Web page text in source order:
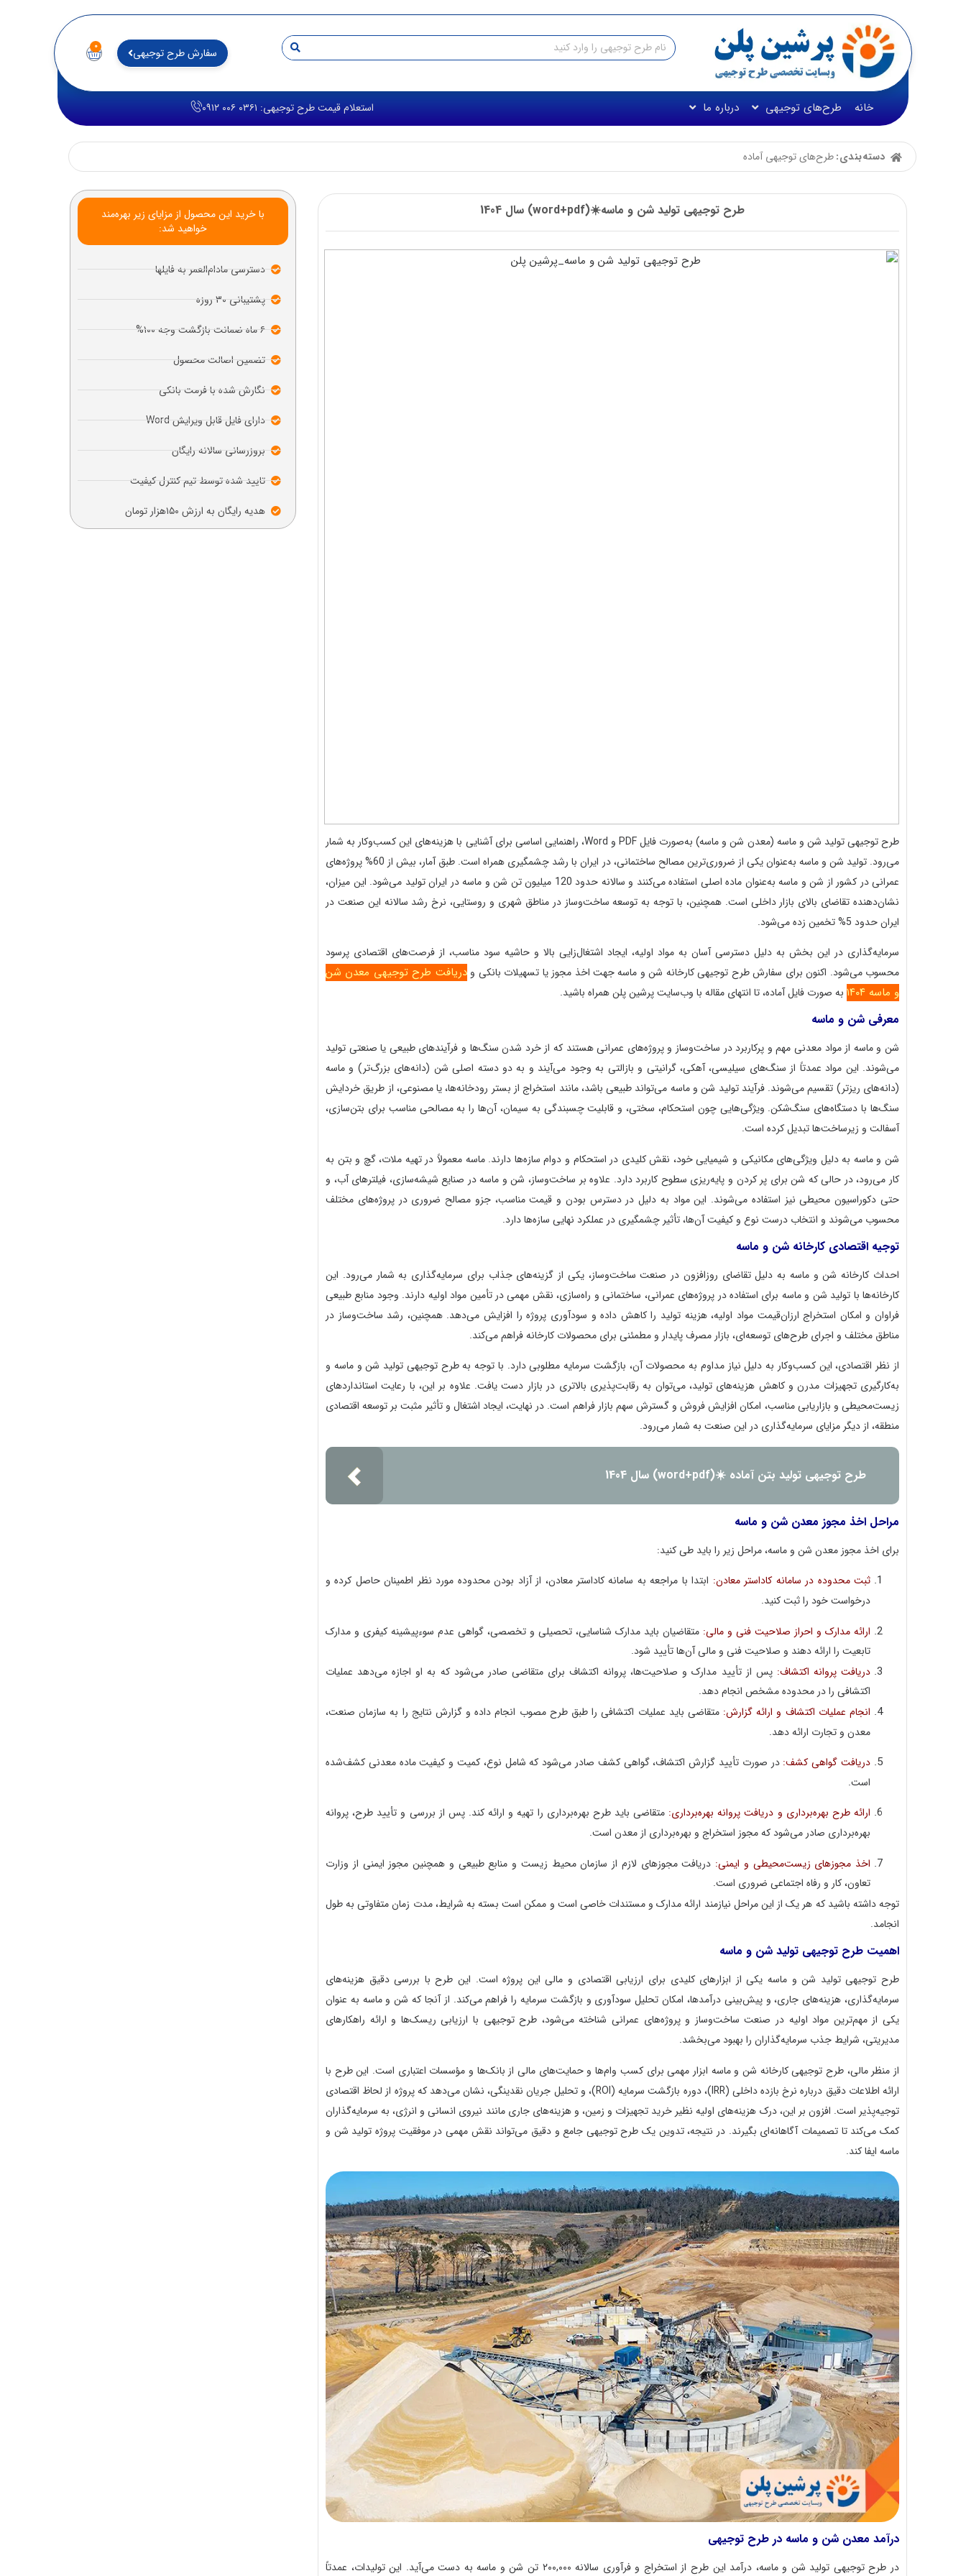
سفارش طرح توجیهی ۰
خانه طرح‌های توجیهی درباره ما استعلام قیمت طرح توجیهی: ۰۳۶۱ ۰۰۶ ۰۹۱۲
دسته‌بندی:طرح‌های توجیهی آماده
طرح توجیهی تولید شن و ماسه☀️(word+pdf) سال 1404
طرح توجیهی تولید شن و ماسه (معدن شن و ماسه) به‌صورت فایل PDF و Word، راهنمایی اساسی برای آشنایی با هزینه‌های این کسب‌وکار به شمار
می‌رود. تولید شن و ماسه به‌عنوان یکی از ضروری‌ترین مصالح ساختمانی، در ایران با رشد چشمگیری همراه است. طبق آمار، بیش از 60% پروژه‌های
عمرانی در کشور از شن و ماسه به‌عنوان ماده اصلی استفاده می‌کنند و سالانه حدود 120 میلیون تن شن و ماسه در ایران تولید می‌شود. این میزان،
نشان‌دهنده تقاضای بالای بازار داخلی است. همچنین، با توجه به توسعه ساخت‌وساز در مناطق شهری و روستایی، نرخ رشد سالانه این صنعت در
ایران حدود 5% تخمین زده می‌شود.
سرمایه‌گذاری در این بخش به دلیل دسترسی آسان به مواد اولیه، ایجاد اشتغال‌زایی بالا و حاشیه سود مناسب، از فرصت‌های اقتصادی پرسود
محسوب می‌شود. اکنون برای سفارش طرح توجیهی کارخانه شن و ماسه جهت اخذ مجوز یا تسهیلات بانکی ودریافت طرح توجیهی معدن شن
و ماسه ۱۴۰۴
به صورت فایل آماده، تا انتهای مقاله با وب‌سایت پرشین پلن همراه باشید.
معرفی شن و ماسه
شن و ماسه از مواد معدنی مهم و پرکاربرد در ساخت‌وساز و پروژه‌های عمرانی هستند که از خرد شدن سنگ‌ها و فرآیندهای طبیعی یا صنعتی تولید
می‌شوند. این مواد عمدتاً از سنگ‌های سیلیسی، آهکی، گرانیتی و بازالتی به وجود می‌آیند و به دو دسته اصلی شن (دانه‌های بزرگ‌تر) و ماسه
(دانه‌های ریزتر) تقسیم می‌شوند. فرآیند تولید شن و ماسه می‌تواند طبیعی باشد، مانند استخراج از بستر رودخانه‌ها، یا مصنوعی، از طریق خردایش
سنگ‌ها با دستگاه‌های سنگ‌شکن. ویژگی‌هایی چون استحکام، سختی، و قابلیت چسبندگی به سیمان، آن‌ها را به مصالحی مناسب برای بتن‌سازی،
آسفالت و زیرساخت‌ها تبدیل کرده است.
شن و ماسه به دلیل ویژگی‌های مکانیکی و شیمیایی خود، نقش کلیدی در استحکام و دوام سازه‌ها دارند. ماسه معمولاً در تهیه ملات، گچ و بتن به
کار می‌رود، در حالی که شن برای پر کردن و پایه‌ریزی سطوح کاربرد دارد. علاوه بر ساخت‌وساز، شن و ماسه در صنایع شیشه‌سازی، فیلترهای آب، و
حتی دکوراسیون محیطی نیز استفاده می‌شوند. این مواد به دلیل در دسترس بودن و قیمت مناسب، جزو مصالح ضروری در پروژه‌های مختلف
محسوب می‌شوند و انتخاب درست نوع و کیفیت آن‌ها، تأثیر چشمگیری در عملکرد نهایی سازه‌ها دارد.
توجیه اقتصادی کارخانه شن و ماسه
احداث کارخانه شن و ماسه به دلیل تقاضای روزافزون در صنعت ساخت‌وساز، یکی از گزینه‌های جذاب برای سرمایه‌گذاری به شمار می‌رود. این
کارخانه‌ها با تولید شن و ماسه برای استفاده در پروژه‌های عمرانی، ساختمانی و راه‌سازی، نقش مهمی در تأمین مواد اولیه دارند. وجود منابع طبیعی
فراوان و امکان استخراج ارزان‌قیمت مواد اولیه، هزینه تولید را کاهش داده و سودآوری پروژه را افزایش می‌دهد. همچنین، رشد ساخت‌وساز در
مناطق مختلف و اجرای طرح‌های توسعه‌ای، بازار مصرف پایدار و مطمئنی برای محصولات کارخانه فراهم می‌کند.
از نظر اقتصادی، این کسب‌وکار به دلیل نیاز مداوم به محصولات آن، بازگشت سرمایه مطلوبی دارد. با توجه به طرح توجیهی تولید شن و ماسه و
به‌کارگیری تجهیزات مدرن و کاهش هزینه‌های تولید، می‌توان به رقابت‌پذیری بالاتری در بازار دست یافت. علاوه بر این، با رعایت استانداردهای
زیست‌محیطی و بازاریابی مناسب، امکان افزایش فروش و گسترش سهم بازار فراهم است. در نهایت، ایجاد اشتغال و تأثیر مثبت بر توسعه اقتصادی
منطقه، از دیگر مزایای سرمایه‌گذاری در این صنعت به شمار می‌رود.
طرح توجیهی تولید بتن آماده ☀️(word+pdf) سال 1404
مراحل اخذ مجوز معدن شن و ماسه
برای اخذ مجوز معدن شن و ماسه، مراحل زیر را باید طی کنید:
ثبت محدوده در سامانه کاداستر معادن: ابتدا با مراجعه به سامانه کاداستر معادن، از آزاد بودن محدوده مورد نظر اطمینان حاصل کرده و
درخواست خود را ثبت کنید.
ارائه مدارک و احراز صلاحیت فنی و مالی: متقاضیان باید مدارک شناسایی، تحصیلی و تخصصی، گواهی عدم سوءپیشینه کیفری و مدارک
تابعیت را ارائه دهند و صلاحیت فنی و مالی آن‌ها تأیید شود.
دریافت پروانه اکتشاف: پس از تأیید مدارک و صلاحیت‌ها، پروانه اکتشاف برای متقاضی صادر می‌شود که به او اجازه می‌دهد عملیات
اکتشافی را در محدوده مشخص انجام دهد.
انجام عملیات اکتشاف و ارائه گزارش: متقاضی باید عملیات اکتشافی را طبق طرح مصوب انجام داده و گزارش نتایج را به سازمان صنعت،
معدن و تجارت ارائه دهد.
دریافت گواهی کشف: در صورت تأیید گزارش اکتشاف، گواهی کشف صادر می‌شود که شامل نوع، کمیت و کیفیت ماده معدنی کشف‌شده
است.
ارائه طرح بهره‌برداری و دریافت پروانه بهره‌برداری: متقاضی باید طرح بهره‌برداری را تهیه و ارائه کند. پس از بررسی و تأیید طرح، پروانه
بهره‌برداری صادر می‌شود که مجوز استخراج و بهره‌برداری از معدن است.
اخذ مجوزهای زیست‌محیطی و ایمنی: دریافت مجوزهای لازم از سازمان محیط زیست و منابع طبیعی و همچنین مجوز ایمنی از وزارت
تعاون، کار و رفاه اجتماعی ضروری است.
توجه داشته باشید که هر یک از این مراحل نیازمند ارائه مدارک و مستندات خاصی است و ممکن است بسته به شرایط، مدت زمان متفاوتی به طول
انجامد.
اهمیت طرح توجیهی تولید شن و ماسه
طرح توجیهی تولید شن و ماسه یکی از ابزارهای کلیدی برای ارزیابی اقتصادی و مالی این پروژه است. این طرح با بررسی دقیق هزینه‌های
سرمایه‌گذاری، هزینه‌های جاری، و پیش‌بینی درآمدها، امکان تحلیل سودآوری و بازگشت سرمایه را فراهم می‌کند. از آنجا که شن و ماسه به عنوان
یکی از مهم‌ترین مواد اولیه در صنعت ساخت‌وساز و پروژه‌های عمرانی شناخته می‌شود، طرح توجیهی با ارزیابی ریسک‌ها و ارائه راهکارهای
مدیریتی، شرایط جذب سرمایه‌گذاران را بهبود می‌بخشد.
از منظر مالی، طرح توجیهی کارخانه شن و ماسه ابزار مهمی برای کسب وام‌ها و حمایت‌های مالی از بانک‌ها و مؤسسات اعتباری است. این طرح با
ارائه اطلاعات دقیق درباره نرخ بازده داخلی (IRR)، دوره بازگشت سرمایه (ROI)، و تحلیل جریان نقدینگی، نشان می‌دهد که پروژه از لحاظ اقتصادی
توجیه‌پذیر است. افزون بر این، درک هزینه‌های اولیه نظیر خرید تجهیزات و زمین، و هزینه‌های جاری مانند نیروی انسانی و انرژی، به سرمایه‌گذاران
کمک می‌کند تا تصمیمات آگاهانه‌ای بگیرند. در نتیجه، تدوین یک طرح توجیهی جامع و دقیق می‌تواند نقش مهمی در موفقیت پروژه تولید شن و
ماسه ایفا کند.
درآمد معدن شن و ماسه در طرح توجیهی
در طرح توجیهی تولید شن و ماسه، درآمد این طرح از استخراج و فرآوری سالانه ۲۰۰,۰۰۰ تن شن و ماسه به دست می‌آید. این تولیدات، عمدتاً
با خرید این محصول از مزایای زیر بهره‌مند
خواهید شد:
دسترسی مادام‌العمر به فایلها
پشتیبانی ۳۰ روزه
۶ ماه ضمانت بازگشت وجه ۱۰۰%
تضمین اصالت محصول
نگارش شده با فرمت بانکی
دارای فایل قابل ویرایش Word
بروزرسانی سالانه رایگان
تایید شده توسط تیم کنترل کیفیت
هدیه رایگان به ارزش ۱۵۰هزار تومان